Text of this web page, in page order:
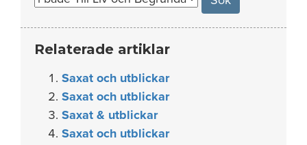
Relaterade artiklar
Saxat och utblickar
Saxat och utblickar
Saxat & utblickar
Saxat och utblickar